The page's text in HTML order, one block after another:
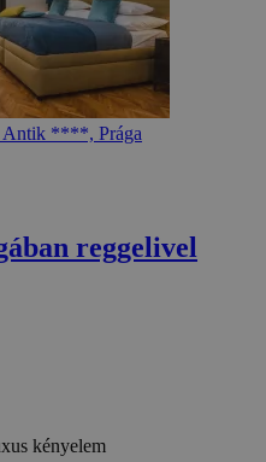
reggelivel
kényelem